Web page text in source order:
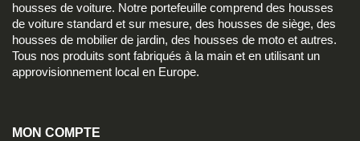
housses de voiture. Notre portefeuille comprend des housses
de voiture standard et sur mesure, des housses de siège, des
housses de mobilier de jardin, des housses de moto et autres.
Tous nos produits sont fabriqués à la main et en utilisant un
approvisionnement local en Europe.
MON COMPTE